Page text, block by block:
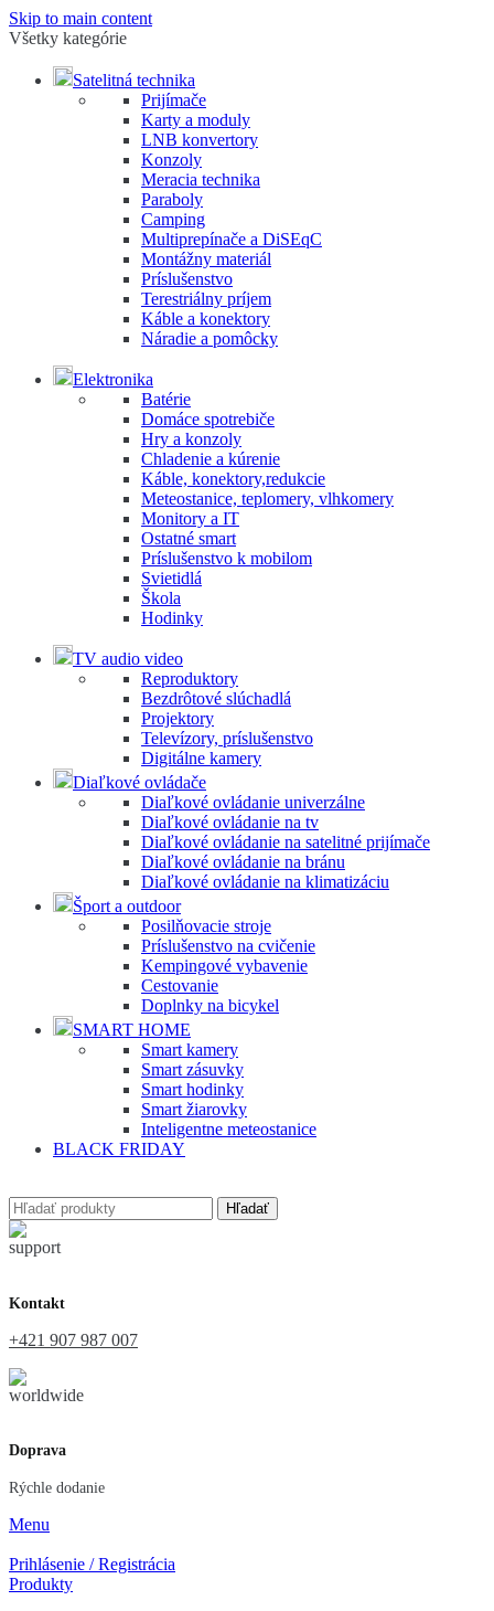
Skip to main content
Všetky kategórie
Satelitná technika
Prijímače
Karty a moduly
LNB konvertory
Konzoly
Meracia technika
Paraboly
Camping
Multiprepínače a DiSEqC
Montážny materiál
Príslušenstvo
Terestriálny príjem
Káble a konektory
Náradie a pomôcky
Elektronika
Batérie
Domáce spotrebiče
Hry a konzoly
Chladenie a kúrenie
Káble, konektory,redukcie
Meteostanice, teplomery, vlhkomery
Monitory a IT
Ostatné smart
Príslušenstvo k mobilom
Svietidlá
Škola
Hodinky
TV audio video
Reproduktory
Bezdrôtové slúchadlá
Projektory
Televízory, príslušenstvo
Digitálne kamery
Diaľkové ovládače
Diaľkové ovládanie univerzálne
Diaľkové ovládanie na tv
Diaľkové ovládanie na satelitné prijímače
Diaľkové ovládanie na bránu
Diaľkové ovládanie na klimatizáciu
Šport a outdoor
Posilňovacie stroje
Príslušenstvo na cvičenie
Kempingové vybavenie
Cestovanie
Doplnky na bicykel
SMART HOME
Smart kamery
Smart zásuvky
Smart hodinky
Smart žiarovky
Inteligentne meteostanice
BLACK FRIDAY
Hľadať
Kontakt
+421 907 987 007
Doprava
Rýchle dodanie
Menu
Prihlásenie / Registrácia
Produkty